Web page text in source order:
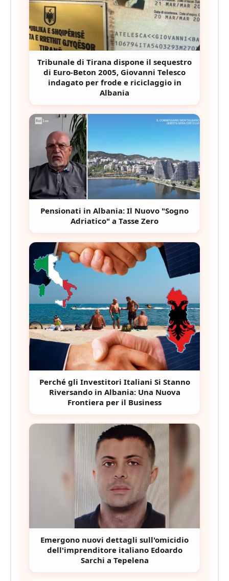
Tribunale di Tirana dispone il sequestro
di Euro-Beton 2005, Giovanni Telesco
indagato per frode e riciclaggio in
Albania
Pensionati in Albania: Il Nuovo "Sogno
Adriatico" a Tasse Zero
Perché gli Investitori Italiani Si Stanno
Riversando in Albania: Una Nuova
Frontiera per il Business
Emergono nuovi dettagli sull'omicidio
dell'imprenditore italiano Edoardo
Sarchi a Tepelena